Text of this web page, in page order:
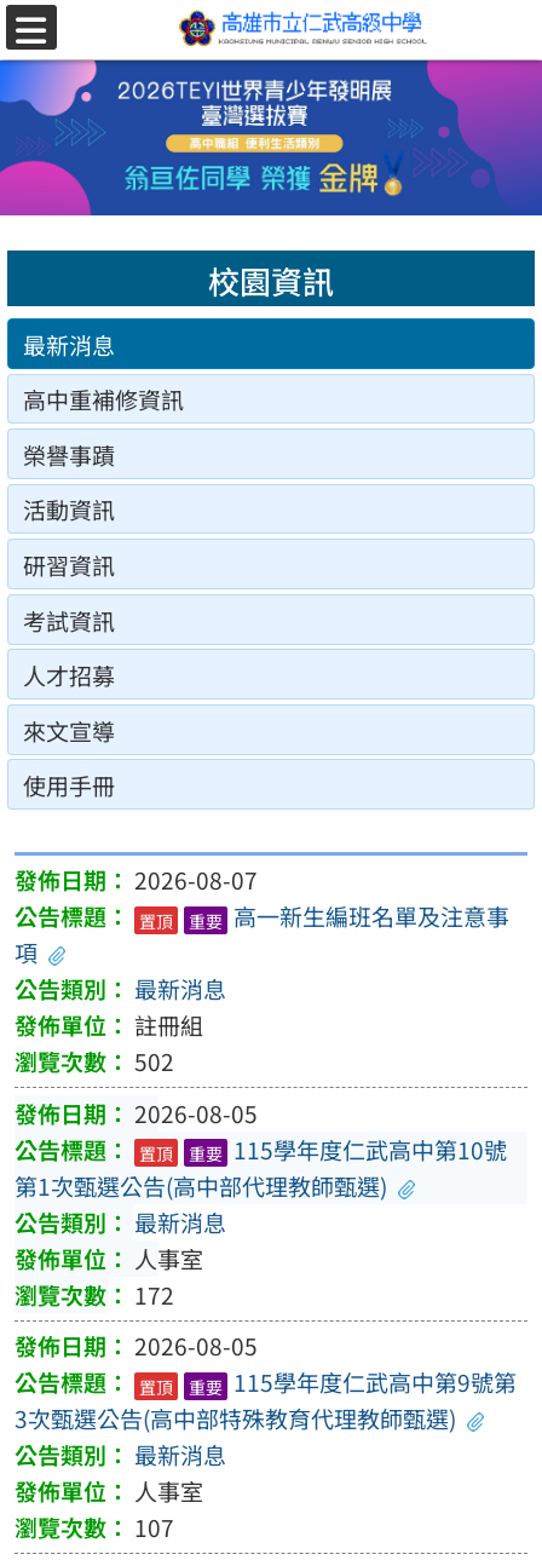
跳至主要內容區
選
單
校園資訊
最新消息
高中重補修資訊
榮譽事蹟
活動資訊
研習資訊
考試資訊
人才招募
來文宣導
使用手冊
2026-08-07
置頂 重要 高一新生編班名單及注意事
項
最新消息
註冊組
502
2026-08-05
置頂 重要 115學年度仁武高中第10號
第1次甄選公告(高中部代理教師甄選)
最新消息
人事室
172
2026-08-05
置頂 重要 115學年度仁武高中第9號第
3次甄選公告(高中部特殊教育代理教師甄選)
最新消息
人事室
107